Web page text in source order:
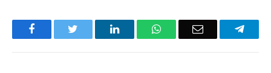
Facebook LinkedInWhatsAppEmail